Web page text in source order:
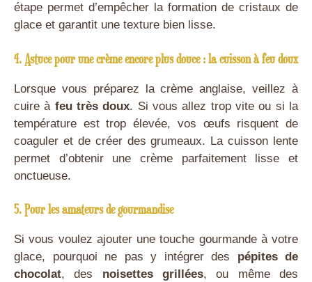
étape permet d’empêcher la formation de cristaux de
glace et garantit une texture bien lisse.
4. Astuce pour une crème encore plus douce : la cuisson à feu doux
Lorsque vous préparez la crème anglaise, veillez à
cuire à feu très doux. Si vous allez trop vite ou si la
température est trop élevée, vos œufs risquent de
coaguler et de créer des grumeaux. La cuisson lente
permet d’obtenir une crème parfaitement lisse et
onctueuse.
5. Pour les amateurs de gourmandise
Si vous voulez ajouter une touche gourmande à votre
glace, pourquoi ne pas y intégrer des pépites de
chocolat, des noisettes grillées, ou même des